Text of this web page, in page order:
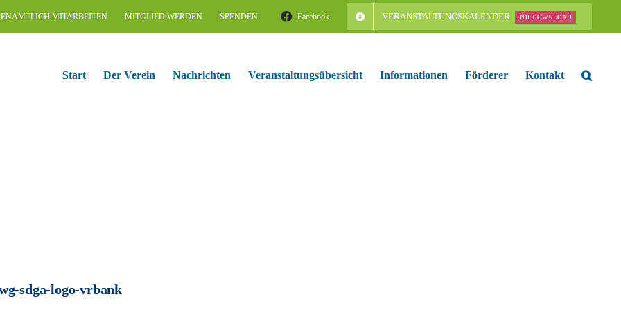
MITARBEITEN MITGLIED WERDEN SPENDEN Facebook VERANSTALTUNGSKALENDER PDF DOWNLOAD
Start Der Verein Nachrichten Veranstaltungsübersicht Informationen Förderer Kontakt
sdga-logo-vrbank